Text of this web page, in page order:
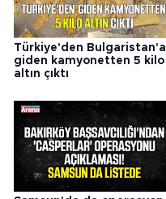
Türkiye'den Bulgaristan'a
giden kamyonetten 5 kilo
altın çıktı